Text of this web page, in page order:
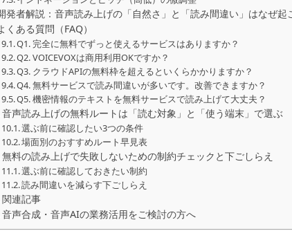
発者解説：音声読み上げの「自然さ」と「読み間違い」はなぜ起
くある質問（FAQ）
Q1. 完全に無料でずっと使えるサービスはありますか？
Q2. VOICEVOXは商用利用OKですか？
Q3. クラウドAPIの無料枠を超えるといくらかかりますか？
Q4. 無料サービスで読み間違いが多いです。改善できますか？
Q5. 機密情報のテキストを無料サービスで読み上げて大丈夫？
音声読み上げの無料ルートは「読む対象」と「使う端末」で選ぶ
選ぶ前に確認したい3つの条件
場面別のおすすめルート早見表
無料の読み上げで失敗しないための制約チェックと下ごしらえ
選ぶ前に確認しておきたい制約
読み間違いを減らす下ごしらえ
関連記事
音声合成・音声AIの業務活用をご検討の方へ